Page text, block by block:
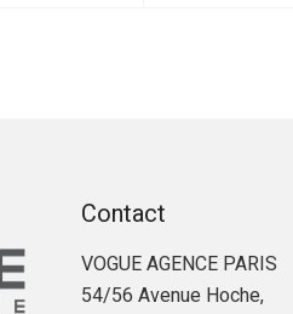
Contact
VOGUE AGENCE PARIS
54/56 Avenue Hoche,